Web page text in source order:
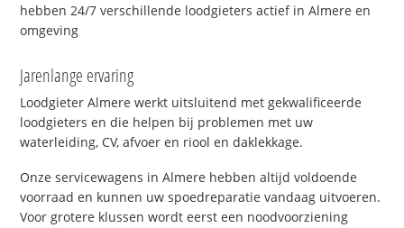
hebben 24/7 verschillende loodgieters actief in Almere en
omgeving
Jarenlange ervaring
Loodgieter Almere werkt uitsluitend met gekwalificeerde
loodgieters en die helpen bij problemen met uw
waterleiding, CV, afvoer en riool en daklekkage.
Onze servicewagens in Almere hebben altijd voldoende
voorraad en kunnen uw spoedreparatie vandaag uitvoeren.
Voor grotere klussen wordt eerst een noodvoorziening